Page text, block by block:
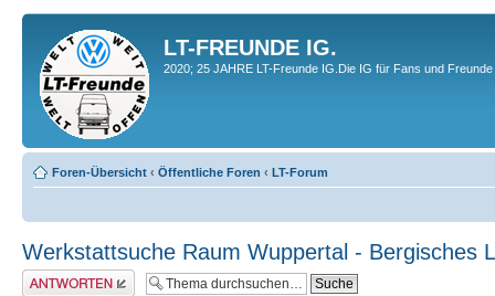
LT-FREUNDE IG.
2020; 25 JAHRE LT-Freunde IG.Die IG für Fans und
Foren-Übersicht ‹ Öffentliche Foren ‹ LT-Forum
Werkstattsuche Raum Wuppertal - Bergisches
Antwort erstellen